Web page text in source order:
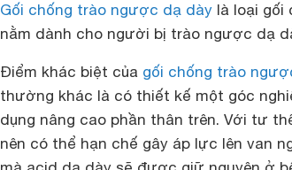
Gối chống trào ngược dạ dày là loại gối
nằm dành cho người bị trào ngược dạ
Điểm khác biệt của gối chống trào
thường khác là có thiết kế một góc
dụng nâng cao phần thân trên. Với tư
nên có thể hạn chế gây áp lực lên van